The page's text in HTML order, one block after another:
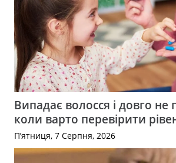
Випадає волосся і довго не
коли варто перевірити
П’ятниця, 7 Серпня, 2026